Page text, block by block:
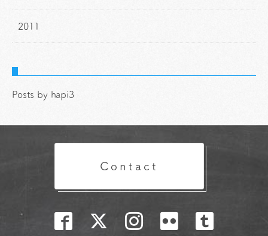
2011
Posts by hapi3
Contact